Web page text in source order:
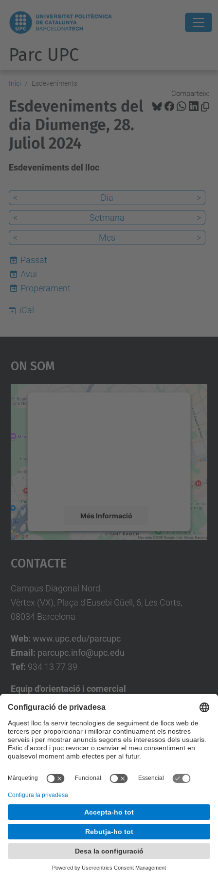
Parc UPC
Inici Esdeveniments
Comparteix:
Esdeveniments del
dia Diumenge, 28.
Juliol 2024
Esdeveniments del lloc
< Dia
>
<
Setmana
>
<
Mes >
Passat
6
Avui
Properament
iCal
On Som
Més Informació
Accepta
powered by
Contacte
Campus Diagonal Nord.
Vèrtex (VX), Plaça d'Eusebi Güell, 6, Les Corts,
08034 Barcelona
Web: www.upc.edu/parcupc
Email: parcupc.info@upc.edu
Tef: 934 13 77 39
Equip d'orientació i comercial
José Luís Grande
Tel. 93 4137194
jose.luis.grande@upc.edu
Formulari de contacte
Desenvolupat amb